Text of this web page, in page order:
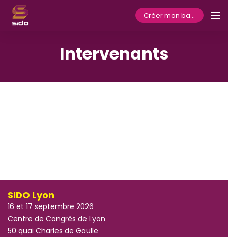
Créer mon badge
Intervenants
SIDO Lyon
16 et 17 septembre 2026
Centre de Congrès de Lyon
50 quai Charles de Gaulle